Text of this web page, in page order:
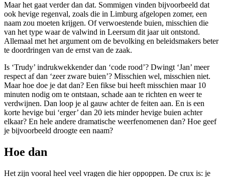
Maar het gaat verder dan dat. Sommigen vinden bijvoorbeeld dat
ook hevige regenval, zoals die in Limburg afgelopen zomer, een
naam zou moeten krijgen. Of verwoestende buien, misschien die
van het type waar de valwind in Leersum dit jaar uit ontstond.
Allemaal met het argument om de bevolking en beleidsmakers beter
te doordringen van de ernst van de zaak.
Is ‘Trudy’ indrukwekkender dan ‘code rood’? Dwingt ‘Jan’ meer
respect af dan ‘zeer zware buien’? Misschien wel, misschien niet.
Maar hoe doe je dat dan? Een fikse bui heeft misschien maar 10
minuten nodig om te ontstaan, schade aan te richten en weer te
verdwijnen. Dan loop je al gauw achter de feiten aan. En is een
korte hevige bui ‘erger’ dan 20 iets minder hevige buien achter
elkaar? En hele andere dramatische weerfenomenen dan? Hoe geef
je bijvoorbeeld droogte een naam?
Hoe dan
Het zijn vooral heel veel vragen die hier oppoppen. De crux is: je